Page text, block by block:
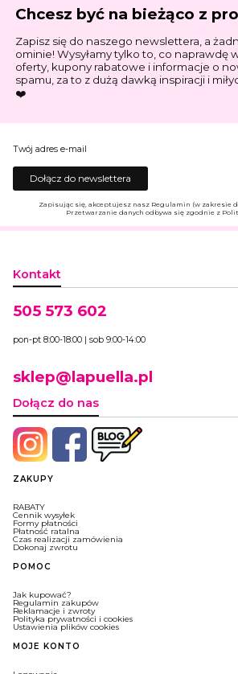
Chcesz być na bieżąco z
Zapisz się do naszego newslettera, a
ominie! Wysyłamy tylko to, co naprawdę
oferty, kupony rabatowe i informacje o
spamu, za to z dużą dawką inspiracji i
❤️
Twój adres e-mail
Dołącz do newslettera
Zapisując się, akceptujesz nasz Regulamin (w zakresie
Przetwarzanie danych odbywa się zgodnie z
Kontakt
505 573 602
pon-pt 8:00-18:00 | sob 9:00-14:00
sklep@lapuella.pl
Dołącz do nas
Linki w stopce
ZAKUPY
RABATY
Cennik wysyłek
Formy płatności
Płatność ratalna
Czas realizacji zamówienia
Dokonaj zwrotu
POMOC
Jak kupować?
Regulamin zakupów
Reklamacje i zwroty
Polityka prywatności i cookies
Ustawienia plików cookies
MOJE KONTO